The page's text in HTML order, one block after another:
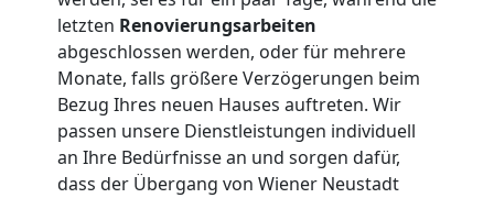
letzten Renovierungsarbeiten
abgeschlossen werden, oder für mehrere
Monate, falls größere Verzögerungen beim
Bezug Ihres neuen Hauses auftreten. Wir
passen unsere Dienstleistungen individuell
an Ihre Bedürfnisse an und sorgen dafür,
dass der Übergang von Wiener Neustadt
Wiener
Neustadt
Vereinsumzug